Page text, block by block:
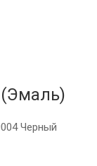
(Эмаль)
Черный